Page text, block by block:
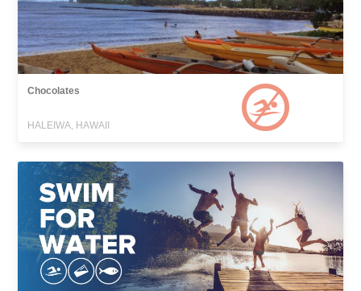
Chocolates
HALEIWA, HAWAII